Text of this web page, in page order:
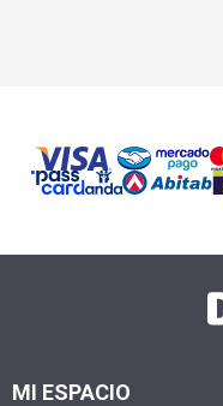
MI ESPACIO